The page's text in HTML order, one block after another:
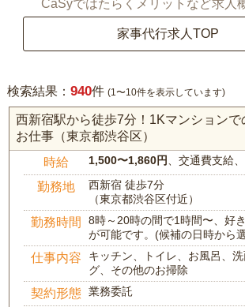
CaSyではたらくメリットなど求人
家事代行求人TOP
検索結果： 940件 (1〜10件を表示しています)
西新宿駅から徒歩7分！1Kマンション
お仕事（東京都渋谷区）
時給 1,500〜1,860円 、交通費支給
勤務地
西新宿 徒歩7分
（東京都渋谷区付近）
勤務時間
8時～20時の間で1時間〜、好
が可能です。(候補の日時から
仕事内容
キッチン、トイレ、お風呂、
グ、その他のお掃除
契約形態 業務委託